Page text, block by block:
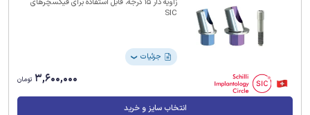
زاویه دار 15 درجه، قابل استفاده برای فیکسچرهای
SIC
جزئیات ❯
3,600,000 تومان
انتخاب سایز و خرید